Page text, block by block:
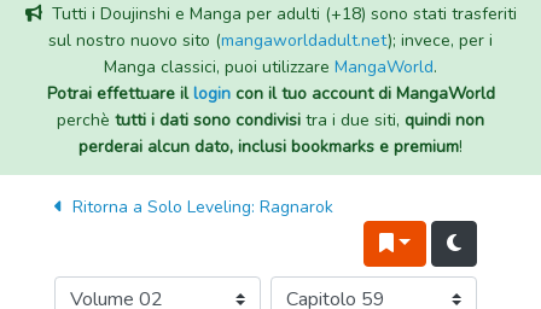
Tutti i Doujinshi e Manga per adulti (+18) sono stati trasferiti
sul nostro nuovo sito (mangaworldadult.net); invece, per i
Manga classici, puoi utilizzare MangaWorld.
Potrai effettuare illogincon il tuo account di MangaWorld
perchè tutti i dati sono condivisi tra i due siti, quindi non
perderai alcun dato, inclusi bookmarks e premium!
Ritorna a Solo Leveling: Ragnarok